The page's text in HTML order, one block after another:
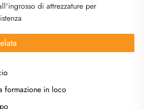
di attrezzature per
formazione in loco